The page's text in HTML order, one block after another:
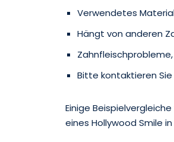
Verwendetes
Hängt von anderen
Zahnfleischprobleme,
Bitte kontaktieren
Einige
eines Hollywood Smile